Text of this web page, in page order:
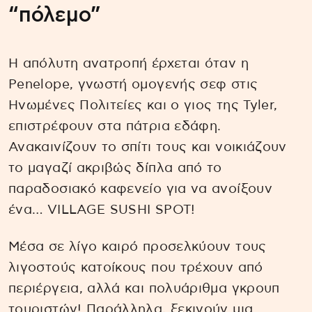
“πόλεμο”
Η απόλυτη ανατροπή έρχεται όταν η
Penelope, γνωστή ομογενής σεφ στις
Ηνωμένες Πολιτείες και ο γιος της Tyler,
επιστρέφουν στα πάτρια εδάφη.
Ανακαινίζουν το σπίτι τους και νοικιάζουν
το μαγαζί ακριβώς δίπλα από το
παραδοσιακό καφενείο για να ανοίξουν
ένα… VILLAGE SUSHI SPOT!
Μέσα σε λίγο καιρό προσελκύουν τους
λιγοστούς κατοίκους που τρέχουν από
περιέργεια, αλλά και πολυάριθμα γκρουπ
τουριστών! Παράλληλα, ξεκινούν μια